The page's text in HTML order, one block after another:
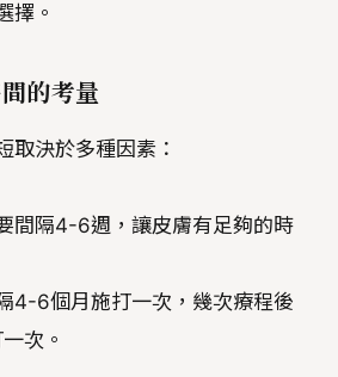
擇。
的考量
取決於多種因素：
間隔4-6週，讓皮膚有足夠的時
4-6個月施打一次，幾次療程後
次。